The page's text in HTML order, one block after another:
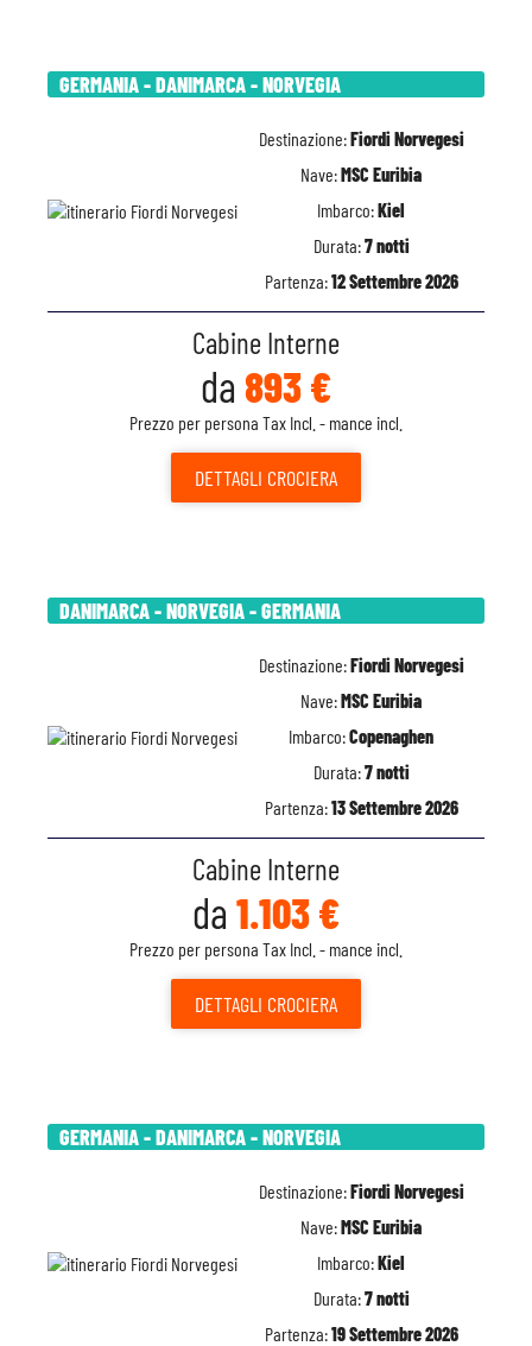
GERMANIA - DANIMARCA - NORVEGIA
Destinazione:Fiordi Norvegesi
Nave:MSC Euribia
Imbarco:Kiel
Durata:7 notti
Partenza:12 Settembre 2026
Cabine Interne
da 893 €
Prezzo per persona Tax Incl. - mance incl.
DETTAGLI CROCIERA
DANIMARCA - NORVEGIA - GERMANIA
Destinazione:Fiordi Norvegesi
Nave:MSC Euribia
Imbarco:Copenaghen
Durata:7 notti
Partenza:13 Settembre 2026
Cabine Interne
da 1.103 €
Prezzo per persona Tax Incl. - mance incl.
DETTAGLI CROCIERA
GERMANIA - DANIMARCA - NORVEGIA
Destinazione:Fiordi Norvegesi
Nave:MSC Euribia
Imbarco:Kiel
Durata:7 notti
Partenza:19 Settembre 2026